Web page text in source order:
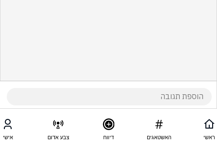
ראשי האשטאגים דיווח צבע אדום אישי